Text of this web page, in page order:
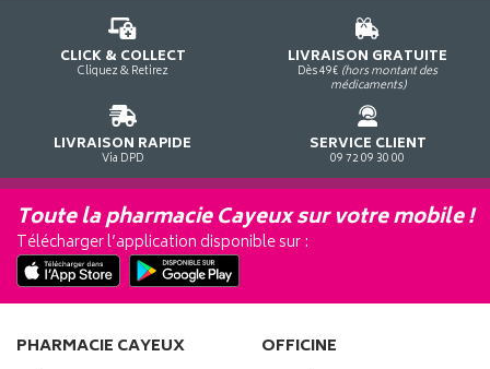
CLICK & COLLECT
Cliquez & Retirez
LIVRAISON GRATUITE
Dès 49€ (hors montant des
médicaments)
LIVRAISON RAPIDE
Via DPD
SERVICE CLIENT
09 72 09 30 00
Toute la pharmacie Cayeux sur votre mobile !
Télécharger l’application disponible sur :
PHARMACIE CAYEUX OFFICINE